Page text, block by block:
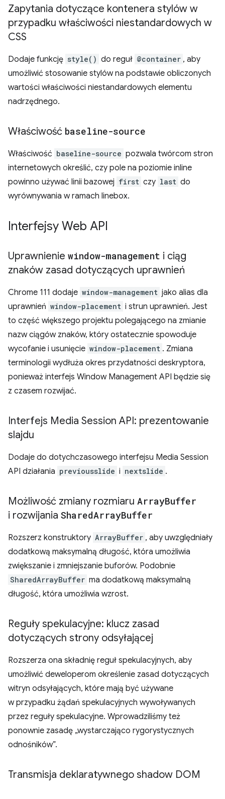
Zapytania dotyczące kontenera stylów w
przypadku właściwości niestandardowych w
CSS
Dodaje funkcję style() do reguł @container , aby
umożliwić stosowanie stylów na podstawie obliczonych
wartości właściwości niestandardowych elementu
nadrzędnego.
Właściwość baseline-source
Właściwość baseline-source pozwala twórcom stron
internetowych określić, czy pole na poziomie inline
powinno używać linii bazowej first czy last do
wyrównywania w ramach linebox.
Interfejsy Web API
Uprawnienie window-management i ciąg
znaków zasad dotyczących uprawnień
Chrome 111 dodaje window-management jako alias dla
uprawnień window-placement i strun uprawnień. Jest
to część większego projektu polegającego na zmianie
nazw ciągów znaków, który ostatecznie spowoduje
wycofanie i usunięcie window-placement . Zmiana
terminologii wydłuża okres przydatności deskryptora,
ponieważ interfejs Window Management API będzie się
z czasem rozwijać.
Interfejs Media Session API: prezentowanie
slajdu
Dodaje do dotychczasowego interfejsu Media Session
API działania previousslide i nextslide .
Możliwość zmiany rozmiaru ArrayBuffer
i rozwijania SharedArrayBuffer
Rozszerz konstruktory ArrayBuffer , aby uwzględniały
dodatkową maksymalną długość, która umożliwia
zwiększanie i zmniejszanie buforów. Podobnie
SharedArrayBuffer ma dodatkową maksymalną
długość, która umożliwia wzrost.
Reguły spekulacyjne: klucz zasad
dotyczących strony odsyłającej
Rozszerza ona składnię reguł spekulacyjnych, aby
umożliwić deweloperom określenie zasad dotyczących
witryn odsyłających, które mają być używane
w przypadku żądań spekulacyjnych wywoływanych
przez reguły spekulacyjne. Wprowadziliśmy też
ponownie zasadę „wystarczająco rygorystycznych
odnośników”.
Transmisja deklaratywnego shadow DOM